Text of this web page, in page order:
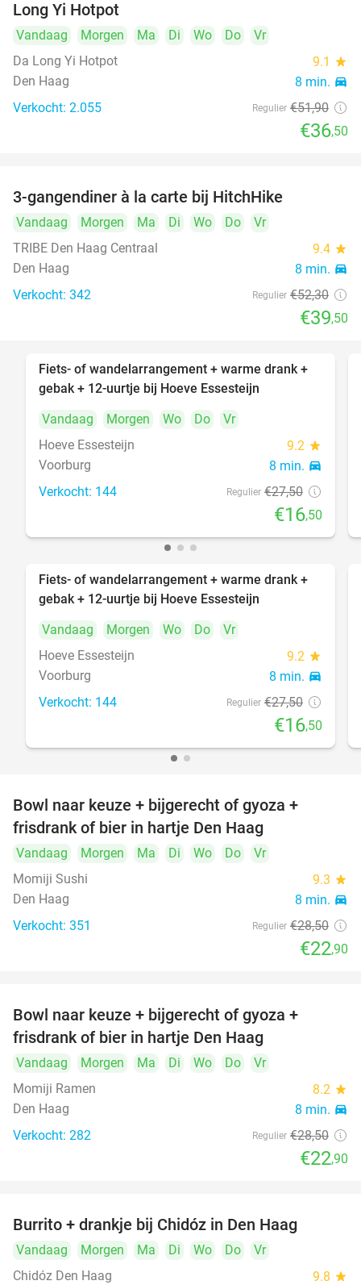
Long Yi Hotpot
Vandaag Morgen Ma Di Wo Do
Vr
Da Long Yi Hotpot
9.1 star
Den Haag 8 min. directions_car
Verkocht: 2.055 Regulier €51,90
€36,50
3-gangendiner à la carte bij HitchHike
Vandaag Morgen Ma Di Wo Do
Vr
TRIBE Den Haag Centraal
9.4 star
Den Haag 8 min. directions_car
Verkocht: 342 Regulier €52,30
€39,50
40%
Fiets- of wandelarrangement + warme drank +
gebak + 12-uurtje bij Hoeve Essesteijn
Vandaag
Morgen Wo Do
Vr
Hoeve Essesteijn
9.2 star
Voorburg 8 min. directions_car
Verkocht: 144 Regulier €27,50
€16,50
40%
Fiets- of wandelarrangement + warme drank +
gebak + 12-uurtje bij Hoeve Essesteijn
Vandaag
Morgen Wo Do
Vr
Hoeve Essesteijn
9.2 star
Voorburg 8 min. directions_car
Verkocht: 144 Regulier €27,50
€16,50
Bowl naar keuze + bijgerecht of gyoza +
frisdrank of bier in hartje Den Haag
Vandaag Morgen Ma Di Wo Do
Vr
Momiji Sushi
9.3 star
Den Haag 8 min. directions_car
Verkocht: 351 Regulier €28,50
€22,90
Bowl naar keuze + bijgerecht of gyoza +
frisdrank of bier in hartje Den Haag
Vandaag Morgen Ma Di Wo Do
Vr
Momiji Ramen
8.2 star
Den Haag 8 min. directions_car
Verkocht: 282 Regulier €28,50
€22,90
Burrito + drankje bij Chidóz in Den Haag
Vandaag Morgen Ma Di Wo Do
Vr
Chidóz Den Haag
9.8 star